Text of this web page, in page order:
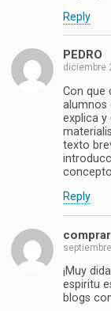
Reply
PEDRO
diciembre
Con que
alumnos
explica y
texto
Reply
¡Muy
espiritu
blogs